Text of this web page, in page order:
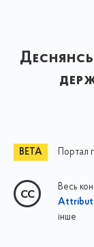
Портал
Весь
інше